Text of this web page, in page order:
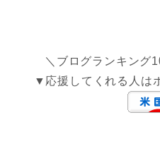
＼ブログランキング
▼応援してくれる人は